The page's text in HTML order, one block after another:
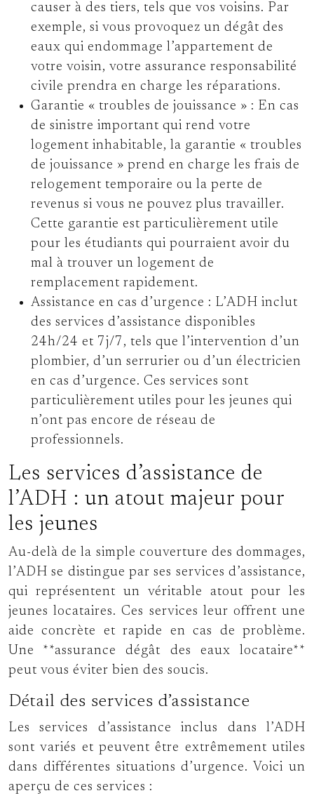
causer à des tiers, tels que vos voisins. Par
exemple, si vous provoquez un dégât des
eaux qui endommage l’appartement de
votre voisin, votre assurance responsabilité
civile prendra en charge les réparations.
Garantie « troubles de jouissance » : En cas
de sinistre important qui rend votre
logement inhabitable, la garantie « troubles
de jouissance » prend en charge les frais de
relogement temporaire ou la perte de
revenus si vous ne pouvez plus travailler.
Cette garantie est particulièrement utile
pour les étudiants qui pourraient avoir du
mal à trouver un logement de
remplacement rapidement.
Assistance en cas d’urgence : L’ADH inclut
des services d’assistance disponibles
24h/24 et 7j/7, tels que l’intervention d’un
plombier, d’un serrurier ou d’un électricien
en cas d’urgence. Ces services sont
particulièrement utiles pour les jeunes qui
n’ont pas encore de réseau de
professionnels.
Les services d’assistance de
l’ADH : un atout majeur pour
les jeunes
Au-delà de la simple couverture des dommages,
l’ADH se distingue par ses services d’assistance,
qui représentent un véritable atout pour les
jeunes locataires. Ces services leur offrent une
aide concrète et rapide en cas de problème.
Une **assurance dégât des eaux locataire**
peut vous éviter bien des soucis.
Détail des services d’assistance
Les services d’assistance inclus dans l’ADH
sont variés et peuvent être extrêmement utiles
dans différentes situations d’urgence. Voici un
aperçu de ces services :